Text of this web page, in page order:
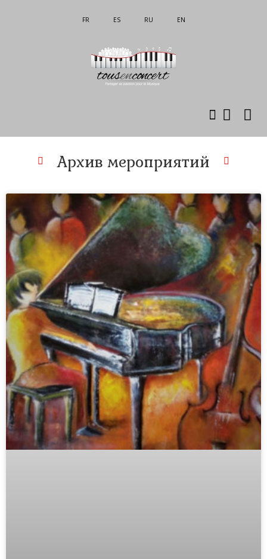
FR ES RU EN
Архив мероприятий